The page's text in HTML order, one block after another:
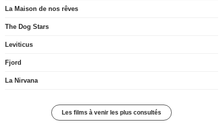
La Maison de nos rêves
The Dog Stars
Leviticus
Fjord
La Nirvana
Les films à venir les plus consultés